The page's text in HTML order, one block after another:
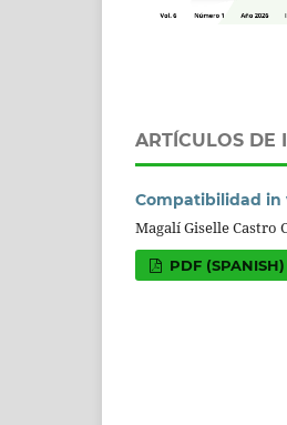
ARTÍCULOS DE
Compatibilidad in
Magalí Giselle Castro
PDF (SPANISH)